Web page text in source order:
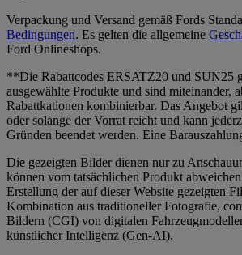
Verpackung und Versand gemäß Fords
Bedingungen. Es gelten die allgemeine
Ford Onlineshops.
**Die Rabattcodes ERSATZ20 und SUN25
ausgewählte Produkte und sind miteinander,
Rabattkationen kombinierbar. Das Angebot
oder solange der Vorrat reicht und kann
Gründen beendet werden. Eine
Die gezeigten Bilder dienen nur zu
können vom tatsächlichen Produkt
Erstellung der auf dieser Website gezeigten
Kombination aus traditioneller Fotografie,
Bildern (CGI) von digitalen
künstlicher Intelligenz (Gen-AI).